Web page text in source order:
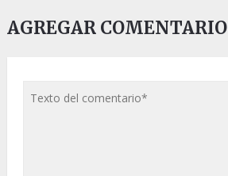
AGREGAR COMENTARIO